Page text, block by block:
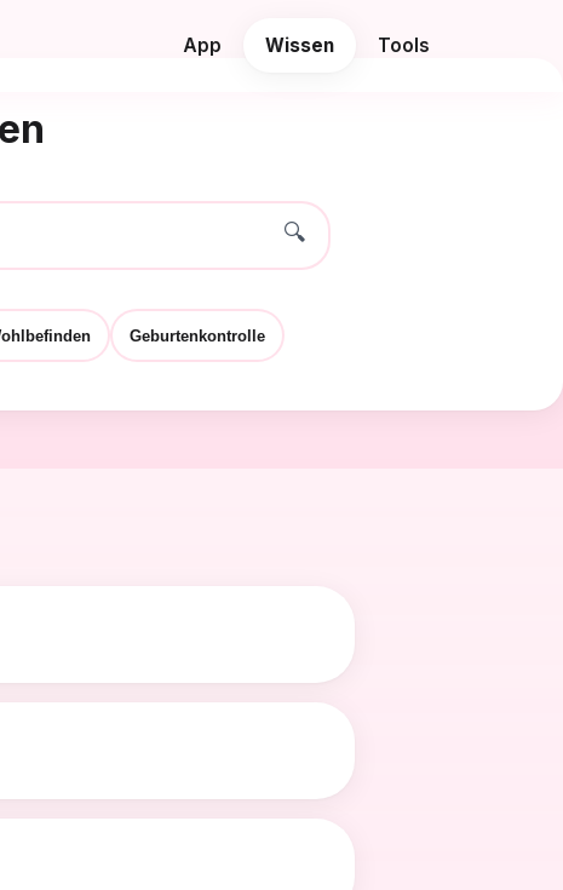
App Wissen Tools
🔍
Geburtenkontrolle